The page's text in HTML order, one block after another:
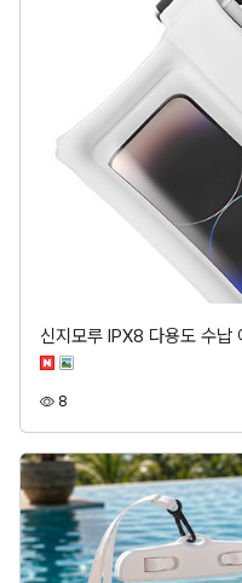
신지모루 IPX8 다용도 수납
8